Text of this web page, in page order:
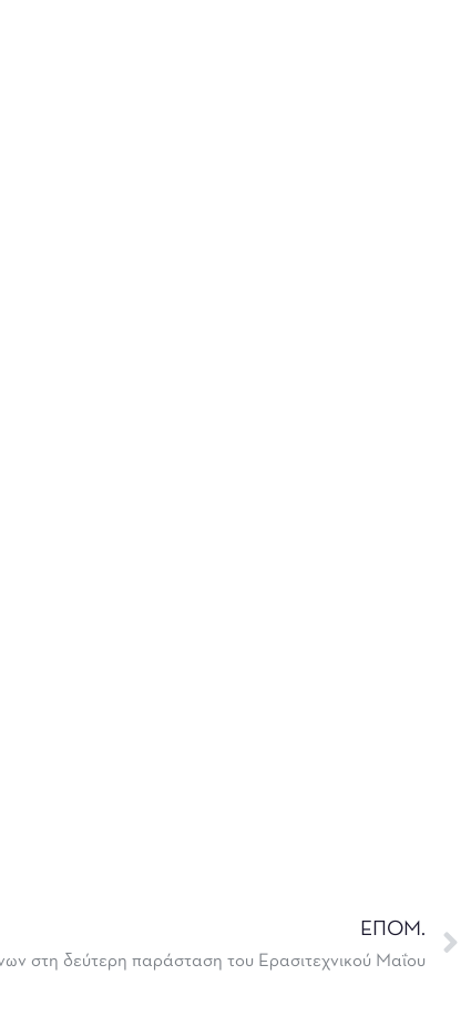
ΕΠΟΜ.
στη δεύτερη παράσταση του Ερασιτεχνικού Μαΐου